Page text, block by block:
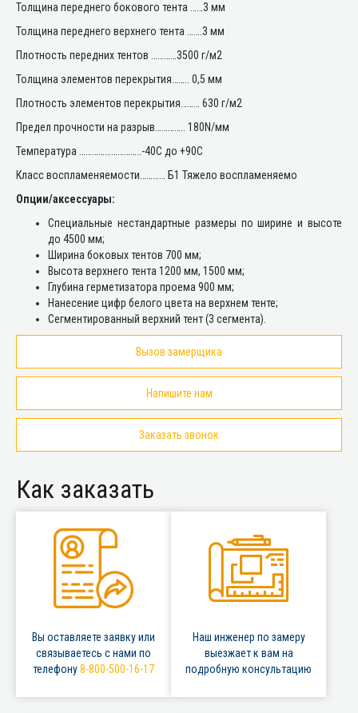
Толщина переднего бокового тента ……3 мм
Толщина переднего верхнего тента …….3 мм
Плотность передних тентов …………3500 г/м2
Толщина элементов перекрытия…….. 0,5 мм
Плотность элементов перекрытия……… 630 г/м2
Предел прочности на разрыв………….. 180N/мм
Температура ………………………..-40C до +90C
Класс воспламеняемости………… Б1 Тяжело воспламеняемо
Опции/аксессуары:
Специальные нестандартные размеры по ширине и высоте
до 4500 мм;
Ширина боковых тентов 700 мм;
Высота верхнего тента 1200 мм, 1500 мм;
Глубина герметизатора проема 900 мм;
Нанесение цифр белого цвета на верхнем тенте;
Сегментированный верхний тент (3 сегмента).
Вызов замерщика
Напишите нам
Заказать звонок
Как заказать
Вы оставляете заявку или
связываетесь с нами по
телефону8-800-500-16-17
Наш инженер по замеру
выезжает к вам на
подробную консультацию